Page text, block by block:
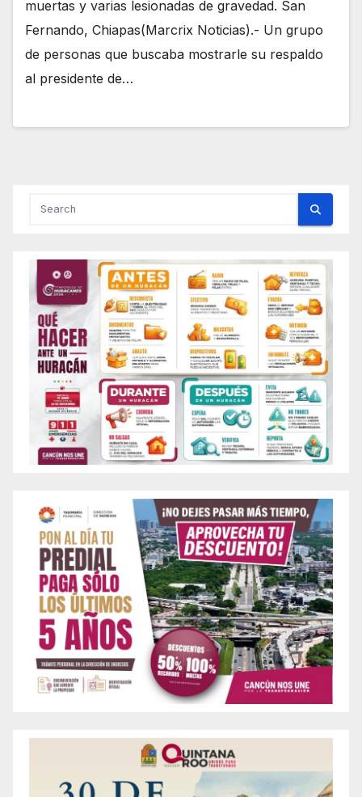
muertas y varias lesionadas de gravedad. San
Fernando, Chiapas(Marcrix Noticias).- Un grupo
de personas que buscaba mostrarle su respaldo
al presidente de…